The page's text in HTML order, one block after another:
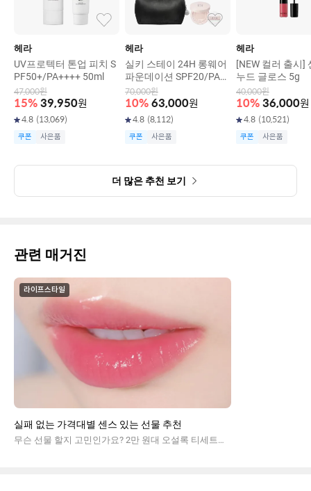
헤라
UV프로텍터 톤업 피치 S
PF50+/PA++++ 50ml
47,000원
15% 39,950원
4.8 (13,069)
쿠폰 사은품
헤라
실키 스테이 24H 롱웨어
파운데이션 SPF20/PA+
+ 30g
70,000원
10% 63,000원
4.8 (8,112)
쿠폰 사은품
헤라
[NEW 컬러 출시]
누드 글로스 5g
40,000원
10% 36,000원
4.8 (10,521)
쿠폰 사은품
더 많은 추천 보기
관련 매거진
라이프스타일
실패 없는 가격대별 센스 있는 선물 추천
무슨 선물 할지 고민인가요? 2만 원대 오설록 티세트부터 6만 원대 헤라 블랙 쿠션까지, 주는 사람의 안목과 받는 사람의 감동을 모두 잡은 예산별 '실패 없는 뷰티 & 라이프' 기프트 가이드를 확인하세요. 생일, 집들이, 기념일 맞춤형 큐레이션!